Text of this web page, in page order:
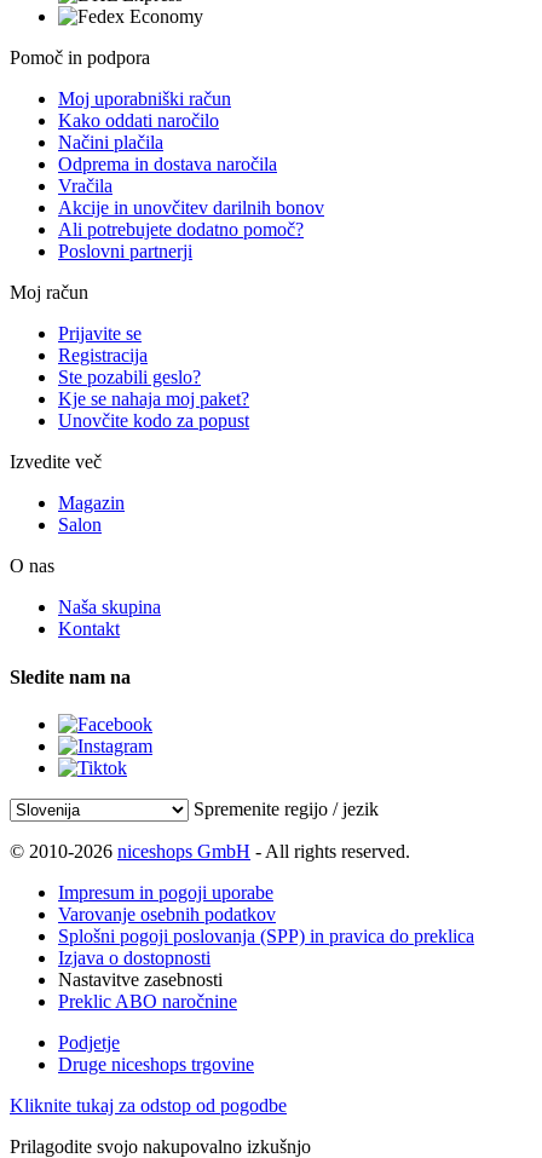
Pomoč in podpora
Moj uporabniški račun
Kako oddati naročilo
Načini plačila
Odprema in dostava naročila
Vračila
Akcije in unovčitev darilnih bonov
Ali potrebujete dodatno pomoč?
Poslovni partnerji
Moj račun
Prijavite se
Registracija
Ste pozabili geslo?
Kje se nahaja moj paket?
Unovčite kodo za popust
Izvedite več
Magazin
Salon
O nas
Naša skupina
Kontakt
Sledite nam na
Spremenite regijo / jezik
© 2010-2026 niceshops GmbH - All rights reserved.
Impresum in pogoji uporabe
Varovanje osebnih podatkov
Splošni pogoji poslovanja (SPP) in pravica do preklica
Izjava o dostopnosti
Nastavitve zasebnosti
Preklic ABO naročnine
Podjetje
Druge niceshops trgovine
Kliknite tukaj za odstop od pogodbe
Prilagodite svojo nakupovalno izkušnjo